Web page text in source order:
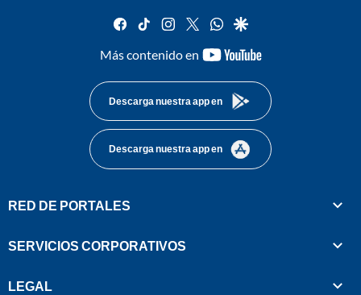
facebook
tiktok instagram
twitterwhatsapp
google
Más contenido en
youtube-
Descarga nuestra app en
Descarga nuestra app en
RED DE PORTALES
SERVICIOS CORPORATIVOS
LEGAL